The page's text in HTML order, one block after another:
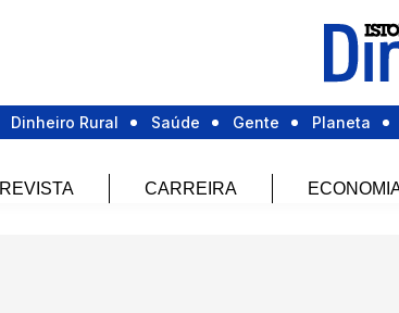
Dinheiro Rural Saúde Gente Planeta
REVISTA CARREIRA